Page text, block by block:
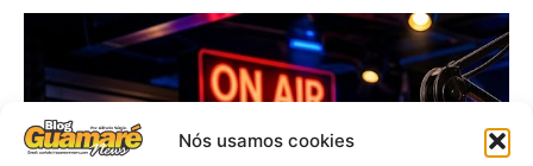
Nós usamos cookies